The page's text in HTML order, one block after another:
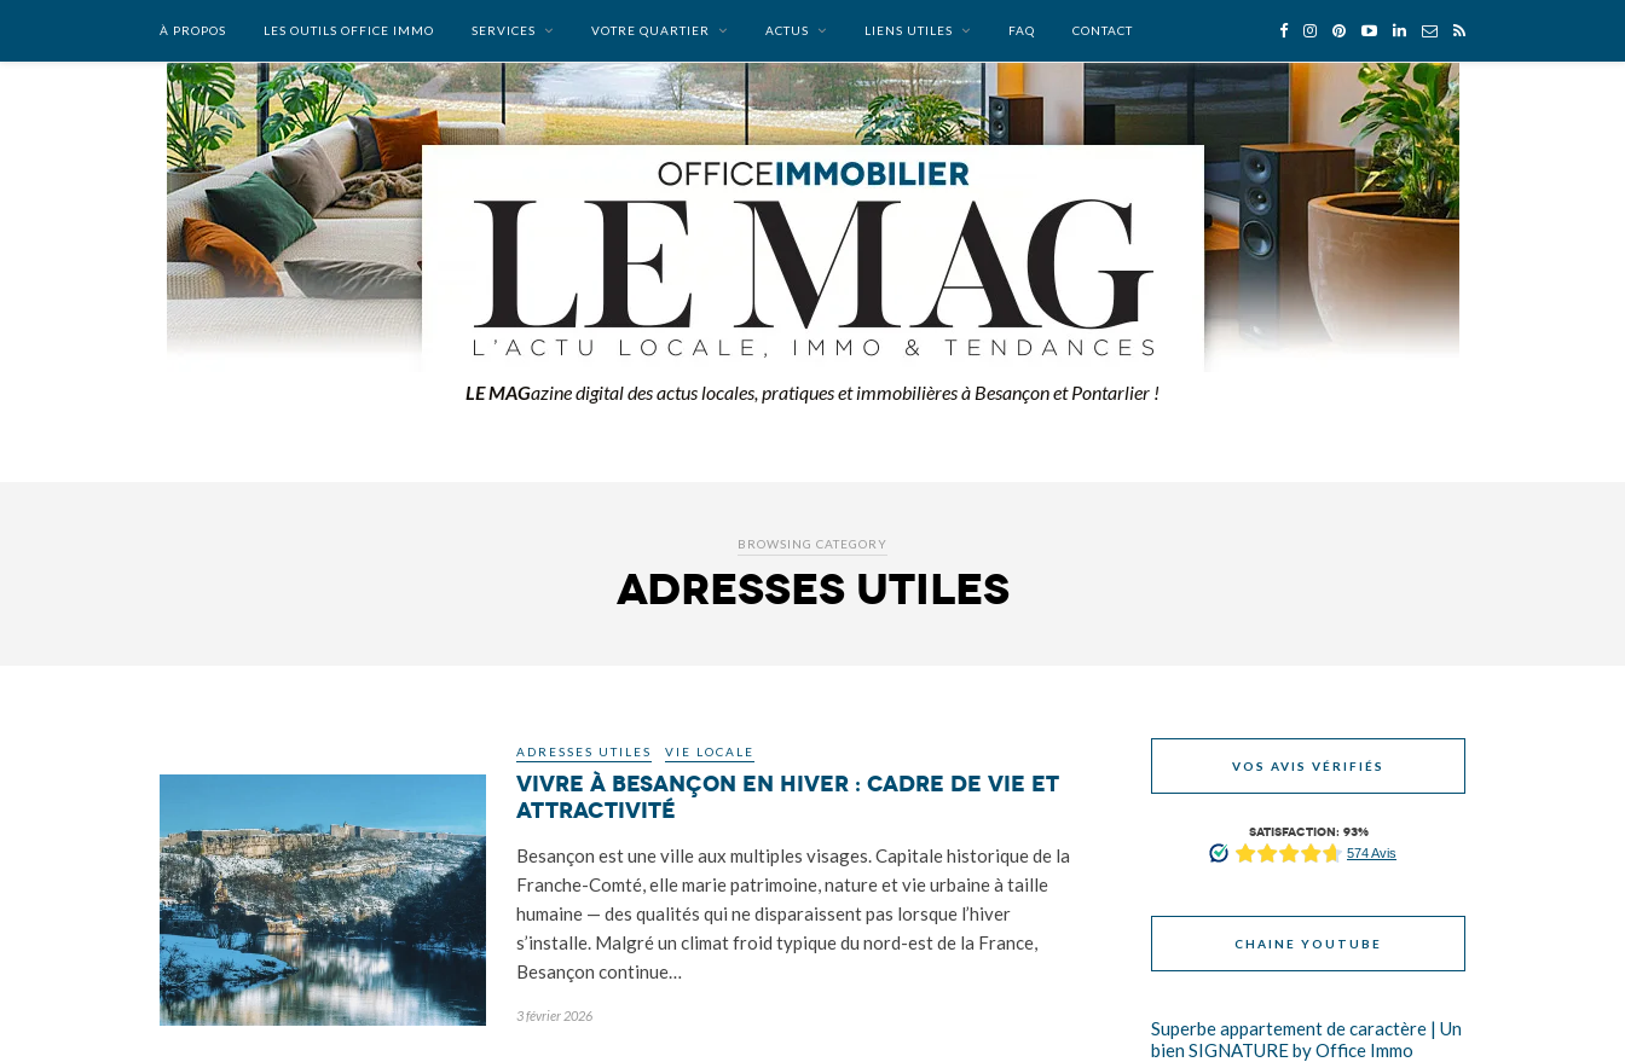
À PROPOS LES OUTILS OFFICE IMMO SERVICES VOTRE QUARTIER ACTUS LIENS UTILES FAQ CONTACT
LE MAGazine digital des actus locales, pratiques et immobilières à Besançon et Pontarlier !
BROWSING CATEGORY
Adresses utiles
ADRESSES UTILES VIE LOCALE
Vivre à Besançon en hiver : cadre de vie et
attractivité
Besançon est une ville aux multiples visages. Capitale historique de la
Franche-Comté, elle marie patrimoine, nature et vie urbaine à taille
humaine — des qualités qui ne disparaissent pas lorsque l’hiver
s’installe. Malgré un climat froid typique du nord-est de la France,
Besançon continue…
3 février 2026
VOS AVIS VÉRIFIÉS
SATISFACTION: 93%
CHAINE YOUTUBE
Superbe appartement de caractère | Un
bien SIGNATURE by Office Immo